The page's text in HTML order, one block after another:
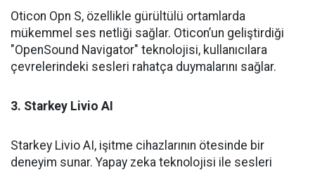
Oticon Opn S, özellikle gürültülü ortamlarda
mükemmel ses netliği sağlar. Oticon’un geliştirdiği
"OpenSound Navigator" teknolojisi, kullanıcılara
çevrelerindeki sesleri rahatça duymalarını sağlar.
3. Starkey Livio AI
Starkey Livio AI, işitme cihazlarının ötesinde bir
deneyim sunar. Yapay zeka teknolojisi ile sesleri